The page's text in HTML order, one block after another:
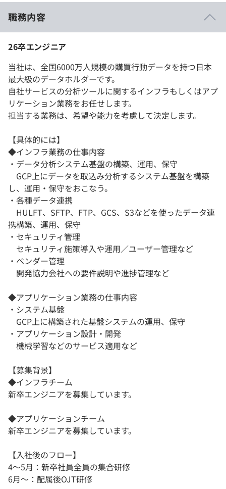
職務内容
26卒エンジニア
当社は、全国6000万人規模の購買行動データを持つ日本
最大級のデータホルダーです。
自社サービスの分析ツールに関するインフラもしくはアプ
リケーション業務をお任せします。
担当する業務は、希望や能力を考慮して決定します。
【具体的には】
◆インフラ業務の仕事内容
・データ分析システム基盤の構築、運用、保守
GCP上にデータを取込み分析するシステム基盤を構築
し、運用・保守をおこなう。
・各種データ連携
HULFT、SFTP、FTP、GCS、S3などを使ったデータ連
携構築、運用、保守
・セキュリティ管理
セキュリティ施策導入や運用／ユーザー管理など
・ベンダー管理
開発協力会社への要件説明や進捗管理など
◆アプリケーション業務の仕事内容
・システム基盤
GCP上に構築された基盤システムの運用、保守
・アプリケーション設計・開発
機械学習などのサービス適用など
【募集背景】
◆インフラチーム
新卒エンジニアを募集しています。
◆アプリケーションチーム
新卒エンジニアを募集しています。
【入社後のフロー】
4〜5月：新卒社員全員の集合研修
6月～：配属後OJT研修